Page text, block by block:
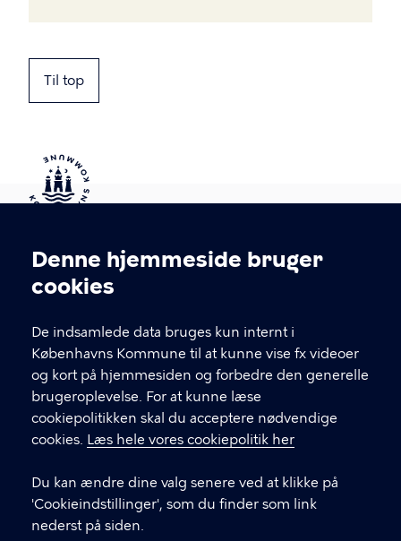
Cookieindstillinger
Denne hjemmeside bruger
cookies
De indsamlede data bruges kun internt i
Københavns Kommune til at kunne vise fx videoer
og kort på hjemmesiden og forbedre den generelle
brugeroplevelse. For at kunne læse
cookiepolitikken skal du acceptere nødvendige
cookies. Læs hele vores cookiepolitik her
Du kan ændre dine valg senere ved at klikke på
'Cookieindstillinger', som du finder som link
nederst på siden.
Til top
Kontakt Københavns Kommune
T
fFind andre kontakter her
CVR-nummer64942212
GENVEJE
Digital Post
Databeskyttelse